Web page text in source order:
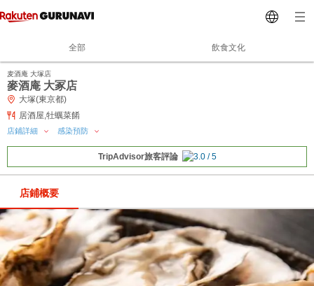
全部 飲食文化
麦酒庵 大塚店
麥酒庵 大冢店
大塚(東京都)
居酒屋,牡蠣菜餚
店鋪詳細 感染預防
TripAdvisor旅客評論
店鋪概要